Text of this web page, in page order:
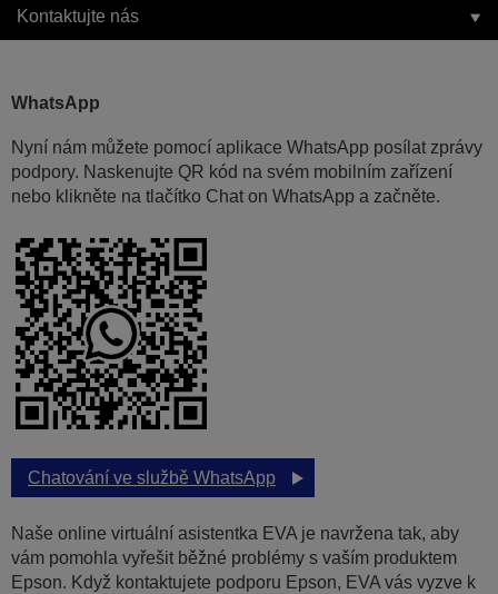
Kontaktujte nás
WhatsApp
Nyní nám můžete pomocí aplikace WhatsApp posílat zprávy
podpory. Naskenujte QR kód na svém mobilním zařízení
nebo klikněte na tlačítko Chat on WhatsApp a začněte.
Chatování ve službě WhatsApp
Naše online virtuální asistentka EVA je navržena tak, aby
vám pomohla vyřešit běžné problémy s vaším produktem
Epson. Když kontaktujete podporu Epson, EVA vás vyzve k